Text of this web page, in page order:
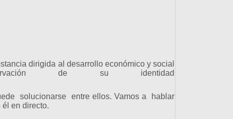
dirigida al desarrollo económico y social
de su identidad
solucionarse entre ellos. Vamos a hablar
en directo.